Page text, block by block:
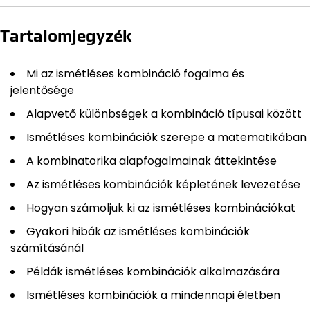
Tartalomjegyzék
Mi az ismétléses kombináció fogalma és
jelentősége
Alapvető különbségek a kombináció típusai között
Ismétléses kombinációk szerepe a matematikában
A kombinatorika alapfogalmainak áttekintése
Az ismétléses kombinációk képletének levezetése
Hogyan számoljuk ki az ismétléses kombinációkat
Gyakori hibák az ismétléses kombinációk
számításánál
Példák ismétléses kombinációk alkalmazására
Ismétléses kombinációk a mindennapi életben